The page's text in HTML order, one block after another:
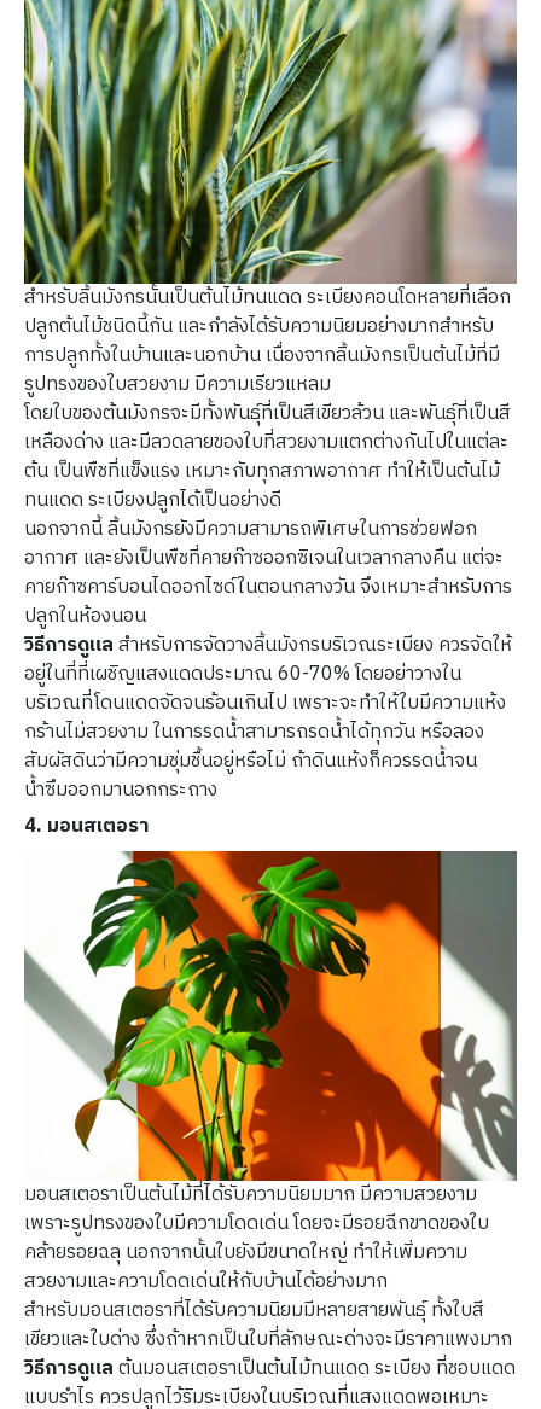
สำหรับลิ้นมังกรนั้นเป็นต้นไม้ทนแดด ระเบียงคอนโดหลายที่เลือก
ปลูกต้นไม้ชนิดนี้กัน และกำลังได้รับความนิยมอย่างมากสำหรับ
การปลูกทั้งในบ้านและนอกบ้าน เนื่องจากลิ้นมังกรเป็นต้นไม้ที่มี
รูปทรงของใบสวยงาม มีความเรียวแหลม
โดยใบของต้นมังกรจะมีทั้งพันธุ์ที่เป็นสีเขียวล้วน และพันธุ์ที่เป็นสี
เหลืองด่าง และมีลวดลายของใบที่สวยงามแตกต่างกันไปในแต่ละ
ต้น เป็นพืชที่แข็งแรง เหมาะกับทุกสภาพอากาศ ทำให้เป็นต้นไม้
ทนแดด ระเบียงปลูกได้เป็นอย่างดี
นอกจากนี้ ลิ้นมังกรยังมีความสามารถพิเศษในการช่วยฟอก
อากาศ และยังเป็นพืชที่คายก๊าซออกซิเจนในเวลากลางคืน แต่จะ
คายก๊าซคาร์บอนไดออกไซด์ในตอนกลางวัน จึงเหมาะสำหรับการ
ปลูกในห้องนอน
วิธีการดูแลสำหรับการจัดวางลิ้นมังกรบริเวณระเบียง ควรจัดให้
อยู่ในที่ที่เผชิญแสงแดดประมาณ 60-70% โดยอย่าวางใน
บริเวณที่โดนแดดจัดจนร้อนเกินไป เพราะจะทำให้ใบมีความแห้ง
กร้านไม่สวยงาม ในการรดน้ำสามารถรดน้ำได้ทุกวัน หรือลอง
สัมผัสดินว่ามีความชุ่มชื้นอยู่หรือไม่ ถ้าดินแห้งก็ควรรดน้ำจน
น้ำซึมออกมานอกกระถาง
4. มอนสเตอรา
มอนสเตอราเป็นต้นไม้ที่ได้รับความนิยมมาก มีความสวยงาม
เพราะรูปทรงของใบมีความโดดเด่น โดยจะมีรอยฉีกขาดของใบ
คล้ายรอยฉลุ นอกจากนั้นใบยังมีขนาดใหญ่ ทำให้เพิ่มความ
สวยงามและความโดดเด่นให้กับบ้านได้อย่างมาก
สำหรับมอนสเตอราที่ได้รับความนิยมมีหลายสายพันธุ์ ทั้งใบสี
เขียวและใบด่าง ซึ่งถ้าหากเป็นใบที่ลักษณะด่างจะมีราคาแพงมาก
วิธีการดูแลต้นมอนสเตอราเป็นต้นไม้ทนแดด ระเบียง ที่ชอบแดด
แบบรำไร ควรปลูกไว้ริมระเบียงในบริเวณที่แสงแดดพอเหมาะ